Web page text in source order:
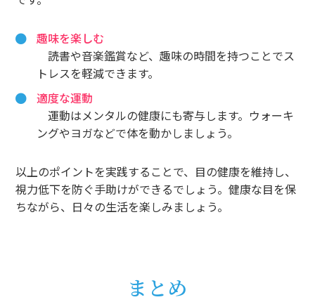
趣味を楽しむ
読書や音楽鑑賞など、趣味の時間を持つことでス
トレスを軽減できます。
適度な運動
運動はメンタルの健康にも寄与します。ウォーキ
ングやヨガなどで体を動かしましょう。
以上のポイントを実践することで、目の健康を維持し、
視力低下を防ぐ手助けができるでしょう。健康な目を保
ちながら、日々の生活を楽しみましょう。
まとめ